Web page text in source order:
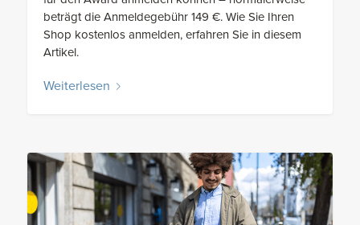
beträgt die Anmeldegebühr 149 €. Wie Sie Ihren
Shop kostenlos anmelden, erfahren Sie in diesem
Artikel.
Weiterlesen